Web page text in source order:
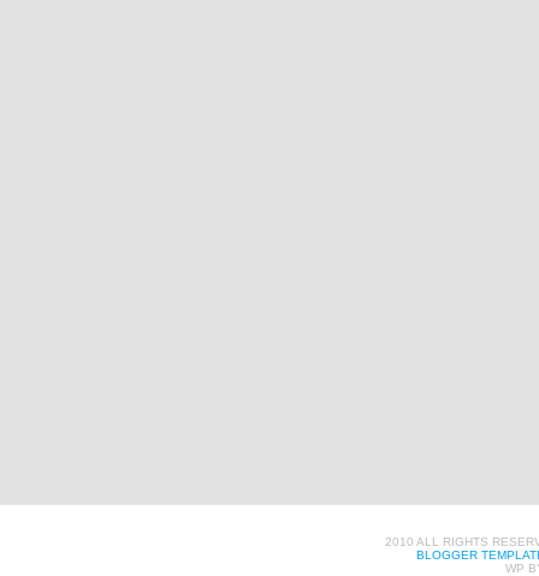
2010 ALL RIGHTS
BLOGGER
WP